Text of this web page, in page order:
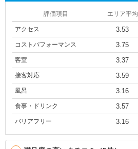
評価項目 エリア平均
アクセス 3.53
コストパフォーマンス 3.75
客室 3.37
接客対応 3.59
風呂 3.16
食事・ドリンク 3.57
バリアフリー 3.16